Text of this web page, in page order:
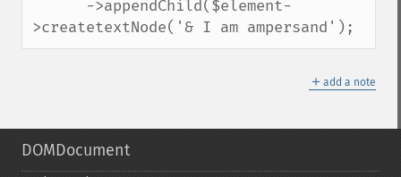
>createtextNode('& I am ampersand');
＋ add a note
DOMDocument